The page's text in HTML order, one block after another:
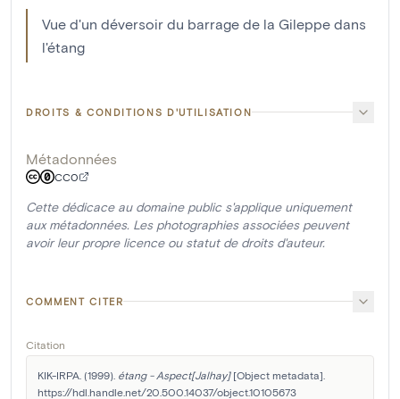
Vue d'un déversoir du barrage de la Gileppe dans
l'étang
DROITS & CONDITIONS D'UTILISATION
Métadonnées
CC0
Cette dédicace au domaine public s'applique uniquement
aux métadonnées. Les photographies associées peuvent
avoir leur propre licence ou statut de droits d'auteur.
COMMENT CITER
Citation
KIK-IRPA. (1999). étang - Aspect[Jalhay] [Object metadata].
https://hdl.handle.net/20.500.14037/object.10105673